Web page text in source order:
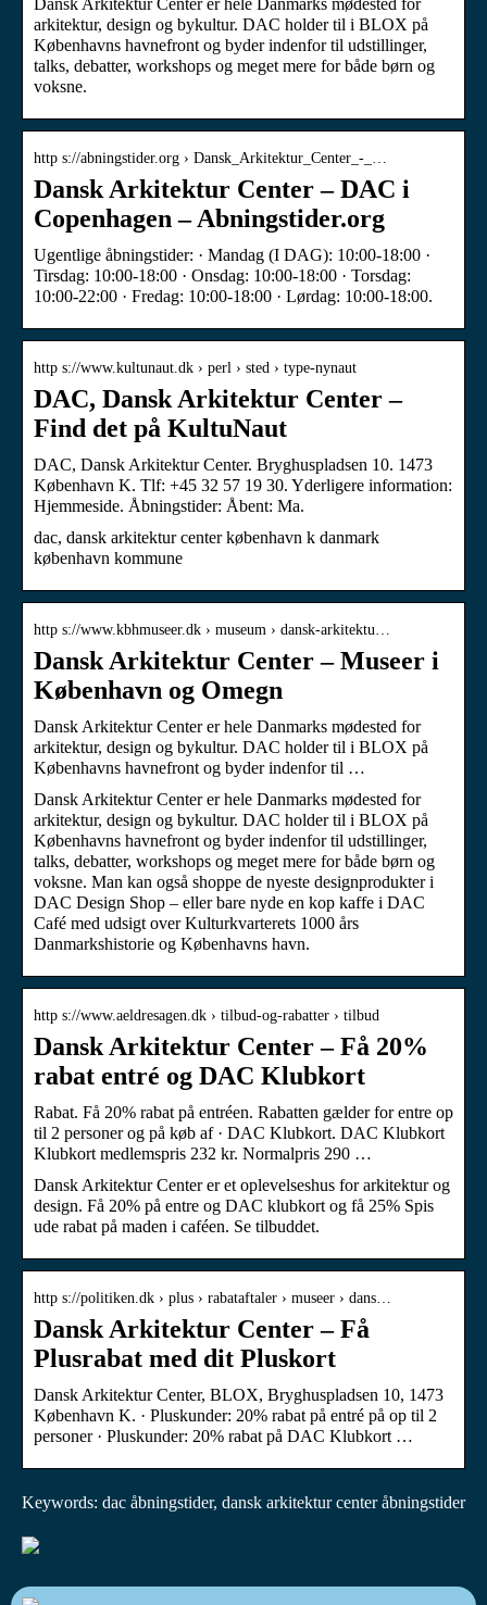
arkitektur, design og bykultur. DAC holder til i BLOX på
Københavns havnefront og byder indenfor til udstillinger,
talks, debatter, workshops og meget mere for både børn og
voksne.
http s://abningstider.org › Dansk_Arkitektur_Center_-_…
Dansk Arkitektur Center – DAC i
Copenhagen – Abningstider.org
Ugentlige åbningstider: · Mandag (I DAG): 10:00-18:00 ·
Tirsdag: 10:00-18:00 · Onsdag: 10:00-18:00 · Torsdag:
10:00-22:00 · Fredag: 10:00-18:00 · Lørdag: 10:00-18:00.
http s://www.kultunaut.dk › perl › sted › type-nynaut
DAC, Dansk Arkitektur Center –
Find det på KultuNaut
DAC, Dansk Arkitektur Center. Bryghuspladsen 10. 1473
København K. Tlf: +45 32 57 19 30. Yderligere information:
Hjemmeside. Åbningstider: Åbent: Ma.
dac, dansk arkitektur center københavn k danmark
københavn kommune
http s://www.kbhmuseer.dk › museum › dansk-arkitektu…
Dansk Arkitektur Center – Museer i
København og Omegn
Dansk Arkitektur Center er hele Danmarks mødested for
arkitektur, design og bykultur. DAC holder til i BLOX på
Københavns havnefront og byder indenfor til …
Dansk Arkitektur Center er hele Danmarks mødested for
arkitektur, design og bykultur. DAC holder til i BLOX på
Københavns havnefront og byder indenfor til udstillinger,
talks, debatter, workshops og meget mere for både børn og
voksne. Man kan også shoppe de nyeste designprodukter i
DAC Design Shop – eller bare nyde en kop kaffe i DAC
Café med udsigt over Kulturkvarterets 1000 års
Danmarkshistorie og Københavns havn.
http s://www.aeldresagen.dk › tilbud-og-rabatter › tilbud
Dansk Arkitektur Center – Få 20%
rabat entré og DAC Klubkort
Rabat. Få 20% rabat på entréen. Rabatten gælder for entre op
til 2 personer og på køb af · DAC Klubkort. DAC Klubkort
Klubkort medlemspris 232 kr. Normalpris 290 …
Dansk Arkitektur Center er et oplevelseshus for arkitektur og
design. Få 20% på entre og DAC klubkort og få 25% Spis
ude rabat på maden i caféen. Se tilbuddet.
http s://politiken.dk › plus › rabataftaler › museer › dans…
Dansk Arkitektur Center – Få
Plusrabat med dit Pluskort
Dansk Arkitektur Center, BLOX, Bryghuspladsen 10, 1473
København K. · Pluskunder: 20% rabat på entré på op til 2
personer · Pluskunder: 20% rabat på DAC Klubkort …
Keywords: dac åbningstider, dansk arkitektur center åbningstider